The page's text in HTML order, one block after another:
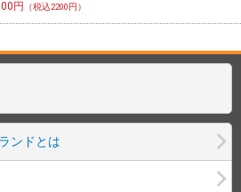
円 （税込2200円）
ンドとは